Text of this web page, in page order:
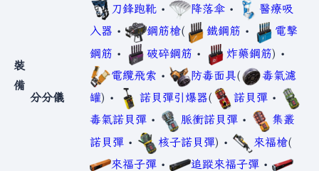
裝
備
分分儀
刀鋒跑靴 • 降落傘 •
醫療吸
入器 • 鋼筋槍( 鐵鋼筋 •
電擊
鋼筋 • 破碎鋼筋 • 炸藥鋼筋) •
電纜飛索 • 防毒面具(
毒氣濾
罐) • 諾貝彈引爆器( 諾貝彈 •
毒氣諾貝彈 • 脈衝諾貝彈 •
集叢
諾貝彈 • 核子諾貝彈) • 來福槍(
來福子彈 • 追蹤來福子彈 •